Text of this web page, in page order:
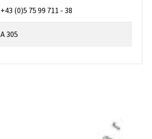
+43 (0)5 75 99 711 - 38
A 305